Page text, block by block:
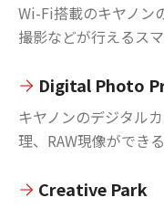
Wi-Fi搭載のキヤノン
撮影などが行えるスマ
Digital Photo
キヤノンのデジタル
理、RAW現像ができ
Creative Park